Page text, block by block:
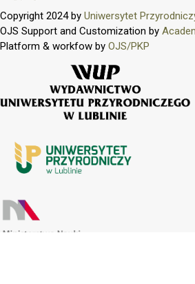
Copyright 2024 by Uniwersytet
OJS Support and Customization by
Platform & workfow by OJS/PKP